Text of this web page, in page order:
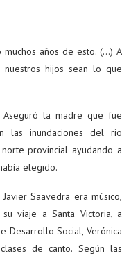
años de esto. (…) A
hijos sean lo que
Aseguró la madre que fue
las inundaciones del rio
provincial ayudando a
elegido.
Saavedra era músico,
viaje a Santa Victoria, a
Desarrollo Social, Verónica
de canto. Según las